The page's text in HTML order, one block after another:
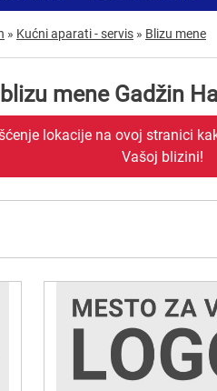
» Kućni aparati - servis » Blizu mene
mene Gadžin
lokacije na ovoj stranici
Vašoj blizini!